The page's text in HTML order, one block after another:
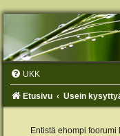
UKK
Etusivu Usein
Entistä ehompi